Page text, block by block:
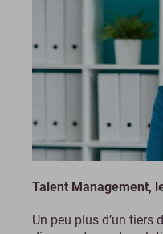
Talent Management,
Un peu plus d’un tiers